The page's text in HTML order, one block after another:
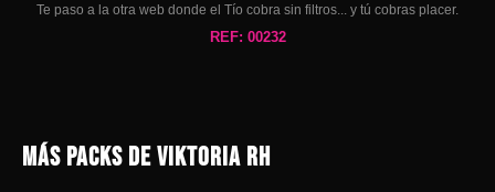
Te paso a la otra web donde el Tío cobra sin filtros... y tú cobras placer.
REF: 00232
MÁS PACKS DE VIKTORIA RH